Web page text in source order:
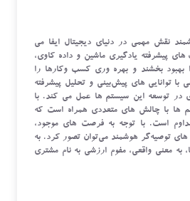
نقش مهمی در دنیای دیجیتال ایفا می
های پیشرفته یادگیری ماشین و داده ‌کاوی،
بهبود بخشند و بهره‌ وری کسب‌ وکارها را
توانایی ‌های پیش‌بینی و تحلیل پیشرفته
در توسعه این سیستم ‌ها عمل می‌ کند. با
ها با چالش‌ های متعددی همراه است که
است. با توجه به فرصت ‌های موجود،
توصیه‌گر هوشمند می‌توان تصور کرد. به
معني واقعي، مفوم ارزشي به نام مشتري